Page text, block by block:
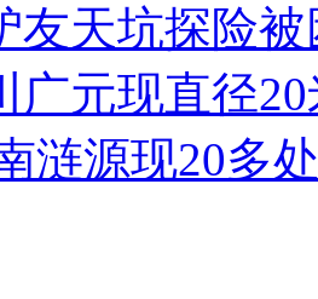
治霸凌主义
论片面不公正
友天坑探险
广元现直径
涟源现20多